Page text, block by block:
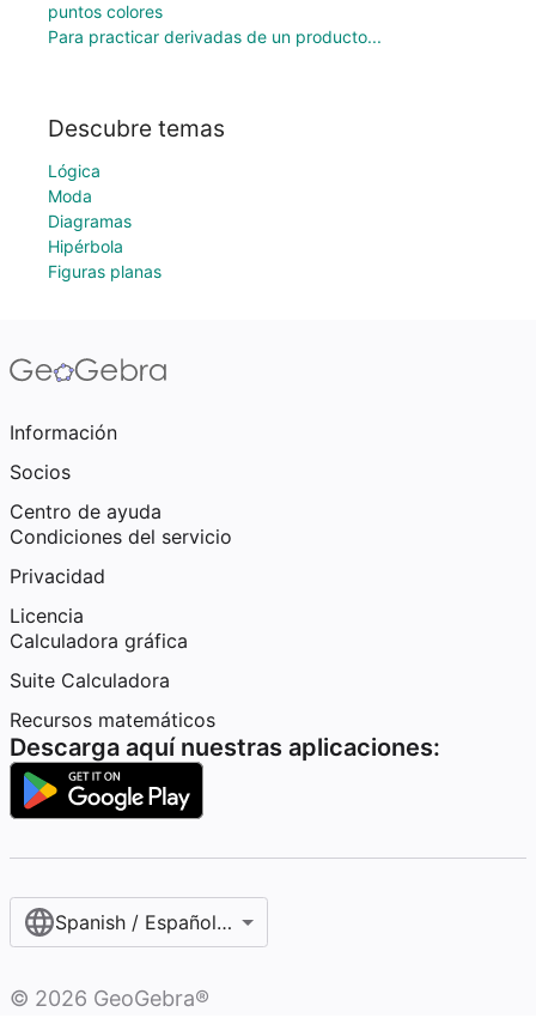
puntos colores
Para practicar derivadas de un producto...
Descubre temas
Lógica
Moda
Diagramas
Hipérbola
Figuras planas
Información
Socios
Centro de ayuda
Condiciones del servicio
Privacidad
Licencia
Calculadora gráfica
Suite Calculadora
Recursos matemáticos
Descarga aquí nuestras aplicaciones:
Spanish / Español (internacional)
© 2026 GeoGebra®